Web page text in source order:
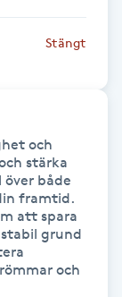
Stängt
och
stärka
både
framtid.
att spara
grund
och